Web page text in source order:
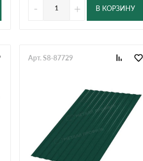
- + В КОРЗИНУ
Арт. S8-87729